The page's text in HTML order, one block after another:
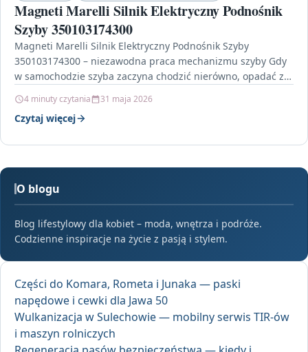
Magneti Marelli Silnik Elektryczny Podnośnik
Szyby 350103174300
Magneti Marelli Silnik Elektryczny Podnośnik Szyby
350103174300 – niezawodna praca mechanizmu szyby Gdy
w samochodzie szyba zaczyna chodzić nierówno, opadać z
4 minuty czytania 31 maja 2026
Czytaj więcej
O blogu
Blog lifestylowy dla kobiet – moda, wnętrza i podróże.
Codzienne inspiracje na życie z pasją i stylem.
Części do Komara, Rometa i Junaka — paski
napędowe i cewki dla Jawa 50
Wulkanizacja w Sulechowie — mobilny serwis TIR-ów
i maszyn rolniczych